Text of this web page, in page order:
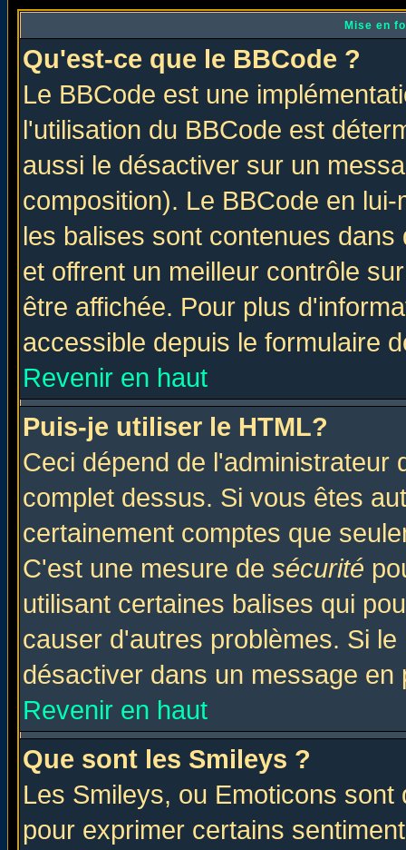
Mise en
Qu'est-ce que le BBCode ?
Le BBCode est une
l'utilisation du BBCode est
aussi le désactiver sur un
composition). Le BBCode en
les balises sont contenues
et offrent un meilleur contrôle
être affichée. Pour plus
accessible depuis le formulaire
Revenir en haut
Puis-je utiliser le HTML?
Ceci dépend de l'administrateur
complet dessus. Si vous êtes
certainement comptes que
C'est une mesure de sécurité
utilisant certaines balises qui
causer d'autres problèmes. Si
désactiver dans un message
Revenir en haut
Que sont les Smileys ?
Les Smileys, ou Emoticons
pour exprimer certains